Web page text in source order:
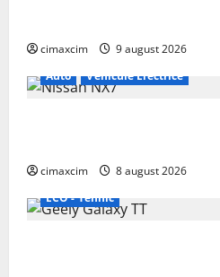
cimaxcim
9 august 2026
Auto
Vehicule Electrice
cimaxcim
8 august 2026
ECO - Tehnic